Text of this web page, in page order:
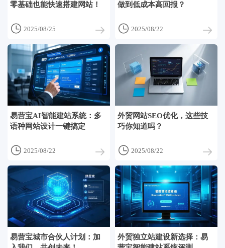
零基础也能快速搭建网站！
 2025/08/25
做到低成本高回报？
 2025/08/22
易营宝AI智能建站系统：多
语种网站设计一键搞定
 2025/08/22
外贸网站SEO优化，这些技
巧你知道吗？
 2025/08/22
易营宝城市合伙人计划：加
外贸独立站建设新选择：易